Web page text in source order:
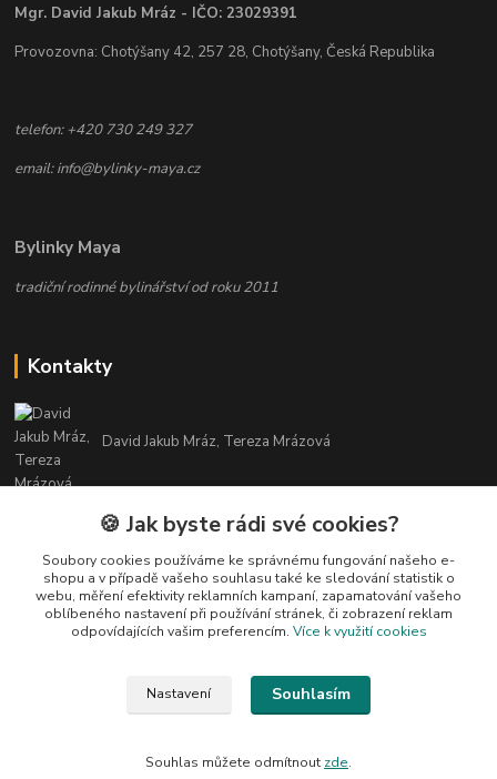
Mgr. David Jakub Mráz - IČO: 23029391
Provozovna: Chotýšany 42, 257 28, Chotýšany, Česká Republika
telefon: +420 730 249 327
email: info@bylinky-maya.cz
Bylinky Maya
tradiční rodinné bylinářství od roku 2011
Kontakty
David Jakub Mráz, Tereza Mrázová
info@bylinky-maya.cz
je bez souhlasu kopírovat ani publikovat!
🍪 Jak byste rádi své cookies?
Soubory cookies používáme ke správnému fungování našeho e-
shopu a v případě vašeho souhlasu také ke sledování statistik o
webu, měření efektivity reklamních kampaní, zapamatování vašeho
oblíbeného nastavení při používání stránek, či zobrazení reklam
odpovídajících vašim preferencím. Více k využití cookies
Nastavení Souhlasím
Souhlas můžete odmítnout zde.